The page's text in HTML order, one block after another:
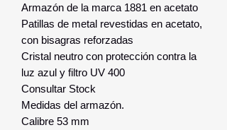
Armazón de la marca 1881 en acetato
Patillas de metal revestidas en acetato,
con bisagras reforzadas
Cristal neutro con protección contra la
luz azul y filtro UV 400
Consultar Stock
Medidas del armazón.
Calibre 53 mm